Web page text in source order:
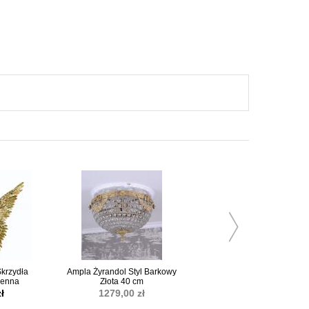
Ampla Żyrandol Styl Barkowy
Złota 40 cm
1279,00 zł